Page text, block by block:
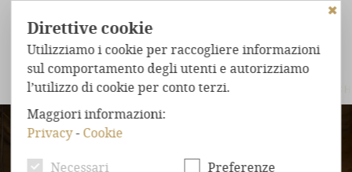
TIROL CHALET CHALET DELLA CACCIA
CHALETNEL BOSCO
✖
Direttive cookie
Utilizziamo i cookie per raccogliere informazioni
sul comportamento degli utenti e autorizziamo
l’utilizzo di cookie per conto terzi.
Maggiori informazioni:
Privacy-Cookie
Necessari
Preferenze